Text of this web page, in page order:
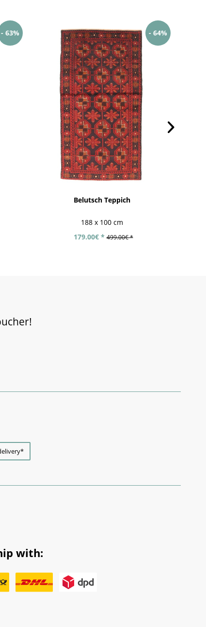
- 63% - 64%
Belutsch Teppich
188 x 100 cm
179.00€ * 499.00€ *
with: